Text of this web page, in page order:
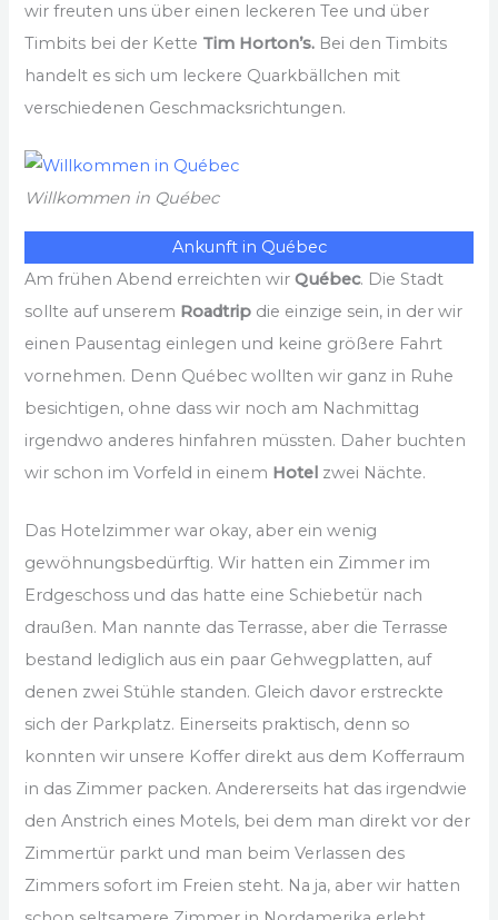
wir freuten uns über einen leckeren Tee und über
Timbits bei der Kette Tim Horton’s. Bei den Timbits
handelt es sich um leckere Quarkbällchen mit
verschiedenen Geschmacksrichtungen.
Willkommen in Québec
Ankunft in Québec
Am frühen Abend erreichten wirQuébec. Die Stadt
sollte auf unserem Roadtrip die einzige sein, in der wir
einen Pausentag einlegen und keine größere Fahrt
vornehmen. Denn Québec wollten wir ganz in Ruhe
besichtigen, ohne dass wir noch am Nachmittag
irgendwo anderes hinfahren müssten. Daher buchten
wir schon im Vorfeld in einem Hotel zwei Nächte.
Das Hotelzimmer war okay, aber ein wenig
gewöhnungsbedürftig. Wir hatten ein Zimmer im
Erdgeschoss und das hatte eine Schiebetür nach
draußen. Man nannte das Terrasse, aber die Terrasse
bestand lediglich aus ein paar Gehwegplatten, auf
denen zwei Stühle standen. Gleich davor erstreckte
sich der Parkplatz. Einerseits praktisch, denn so
konnten wir unsere Koffer direkt aus dem Kofferraum
in das Zimmer packen. Andererseits hat das irgendwie
den Anstrich eines Motels, bei dem man direkt vor der
Zimmertür parkt und man beim Verlassen des
Zimmers sofort im Freien steht. Na ja, aber wir hatten